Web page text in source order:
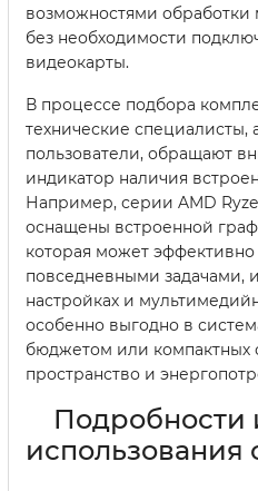
возможностями
без необходимости
видеокарты.
В процессе подбора
технические специалисты,
пользователи, обращают
индикатор наличия
Например, серии AMD
оснащены встроенной
которая может эффективно
повседневными задачами,
настройках и
особенно выгодно в
бюджетом или компактных
пространство и
использования